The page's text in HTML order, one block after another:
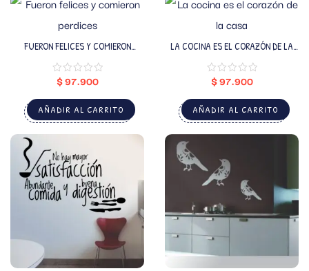
FUERON FELICES Y COMIERON
$97.900
AÑADIR AL CARRITO
LA COCINA ES EL CORAZÓN DE LA
$97.900
AÑADIR AL CARRITO